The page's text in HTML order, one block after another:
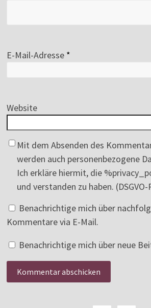
E-Mail-Adresse *
Website
Mit dem Absenden des
werden auch personenbezogene
Ich erkläre hiermit, die
und verstanden zu haben.
Benachrichtige mich über
Kommentare via E-Mail.
Benachrichtige mich über neue